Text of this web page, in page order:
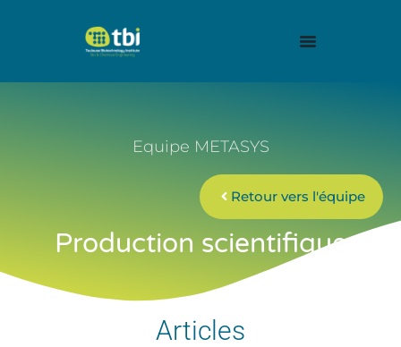
Equipe METASYS
Retour vers l'équipe
Production scientifique
Articles